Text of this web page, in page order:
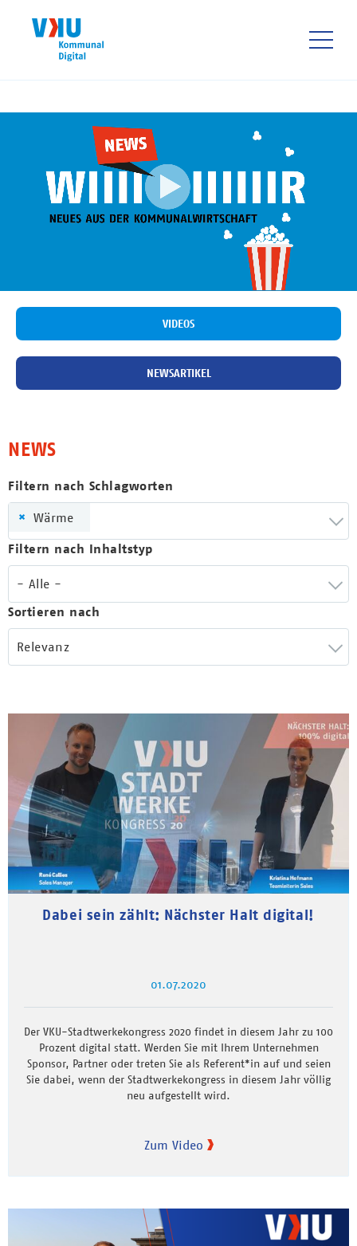
VIDEOS
NEWSARTIKEL
NEWS
Filtern nach Schlagworten
× Wärme
Filtern nach Inhaltstyp
- Alle -
Sortieren nach
Relevanz
Dabei sein zählt: Nächster Halt digital!
01.07.2020
Der VKU-Stadtwerkekongress 2020 findet in diesem Jahr zu 100
Prozent digital statt. Werden Sie mit Ihrem Unternehmen
Sponsor, Partner oder treten Sie als Referent*in auf und seien
Sie dabei, wenn der Stadtwerkekongress in diesem Jahr völlig
neu aufgestellt wird.
Zum Video